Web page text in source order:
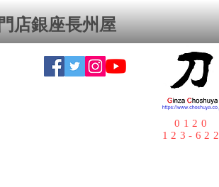
店銀座⻑州屋
0120
123-622